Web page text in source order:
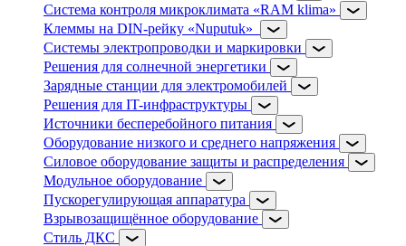
Система контроля микроклимата «RAM klima»
Клеммы на DIN-рейку «Nuputuk»
Системы электропроводки и маркировки
Решения для солнечной энергетики
Зарядные станции для электромобилей
Решения для IT-инфраструктуры
Источники бесперебойного питания
Оборудование низкого и среднего напряжения
Силовое оборудование защиты и распределения
Модульное оборудование
Пускорегулирующая аппаратура
Взрывозащищённое оборудование
Стиль ДКС